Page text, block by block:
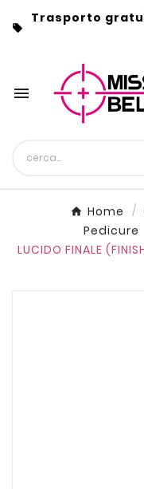

Trasporto

Home
Pedicure
LUCIDO FINALE